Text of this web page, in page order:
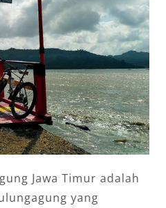
Jawa Timur adalah
yang